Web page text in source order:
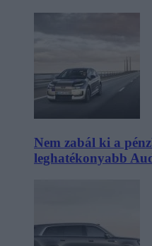
Nem zabál ki a
leghatékonyabb